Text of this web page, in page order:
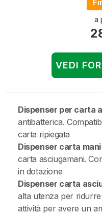
a
VEDI
Dispenser per carta
antibatterica.
carta ripiegata
Dispenser carta
carta asciugamani.
in dotazione
Dispenser carta
alta utenza per
attività per avere un